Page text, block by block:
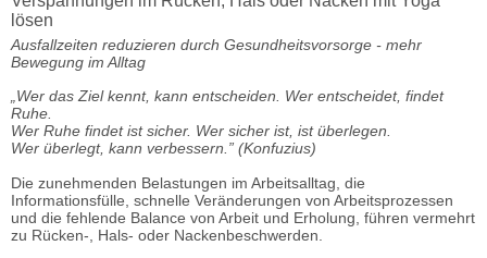
lösen
Ausfallzeiten reduzieren durch Gesundheitsvorsorge - mehr
Bewegung im Alltag
„Wer das Ziel kennt, kann entscheiden. Wer entscheidet, findet
Ruhe.
Wer Ruhe findet ist sicher. Wer sicher ist, ist überlegen.
Wer überlegt, kann verbessern.” (Konfuzius)
Die zunehmenden Belastungen im Arbeitsalltag, die
Informationsfülle, schnelle Veränderungen von Arbeitsprozessen
und die fehlende Balance von Arbeit und Erholung, führen vermehrt
zu Rücken-, Hals- oder Nackenbeschwerden.